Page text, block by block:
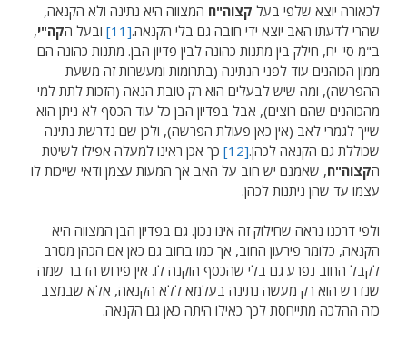
לכאורה יוצא שלפי בעל קצוה"ח המצווה היא נתינה ולא הקנאה,
שהרי לדעתו האב יוצא ידי חובה גם בלי הקנאה.[11] ובעל הקה"י,
ב"מ סי' יח, חילק בין מתנות כהונה לבין פדיון הבן. מתנות כהונה הם
ממון הכוהנים עוד לפני הנתינה (בתרומות ומעשרות זה משעת
ההפרשה), ומה שיש לבעלים הוא רק טובת הנאה (הזכות לתת למי
מהכוהנים שהם רוצים), אבל בפדיון הבן כל עוד הכסף לא ניתן הוא
שייך לגמרי לאב (אין כאן פעולת הפרשה), ולכן שם נדרשת נתינה
שכוללת גם הקנאה לכהן.[12]
כך אכן ראינו למעלה אפילו לשיטת
הקצוה"ח, שאמנם יש חוב על האב אך המעות עצמן ודאי שייכות לו
עצמו עד שהן ניתנות לכהן.
ולפי דרכנו נראה שחילוק זה אינו נכון. גם בפדיון הבן המצווה היא
הקנאה, כלומר פירעון החוב, אך כמו בחוב גם כאן אם הכהן מסרב
לקבל החוב נפרע גם בלי שהכסף הוקנה לו. אין פירוש הדבר שמה
שנדרש הוא רק מעשה נתינה בעלמא ללא הקנאה, אלא שבמצב
כזה ההלכה מתייחסת לכך כאילו היתה כאן גם הקנאה.